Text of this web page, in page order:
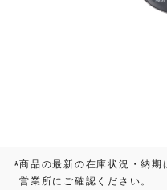
*商品の最新の在庫状況・納
営業所にご確認ください。